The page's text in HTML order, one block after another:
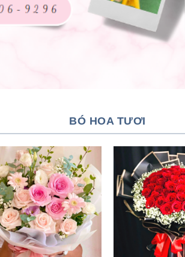
BÓ HOA TƯƠI